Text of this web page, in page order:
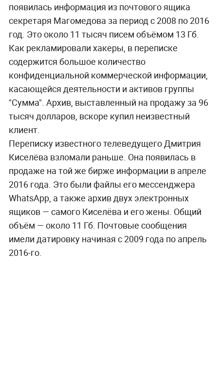
появилась информация из почтового ящика
секретаря Магомедова за период с 2008 по 2016
год. Это около 11 тысяч писем объёмом 13 Гб.
Как рекламировали хакеры, в переписке
содержится большое количество
конфиденциальной коммерческой информации,
касающейся деятельности и активов группы
"Сумма". Архив, выставленный на продажу за 96
тысяч долларов, вскоре купил неизвестный
клиент.
Переписку известного телеведущего Дмитрия
Киселёва взломали раньше. Она появилась в
продаже на той же бирже информации в апреле
2016 года. Это были файлы его мессенджера
WhatsApp, а также архив двух электронных
ящиков — самого Киселёва и его жены. Общий
объём — около 11 Гб. Почтовые сообщения
имели датировку начиная с 2009 года по апрель
2016-го.